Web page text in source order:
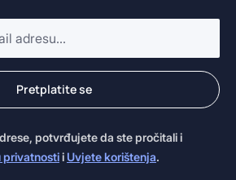
Pretplatite se
potvrđujete da ste pročitali i
privatnostii Uvjete korištenja.